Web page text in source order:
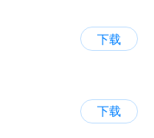
下载
下载